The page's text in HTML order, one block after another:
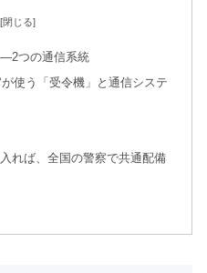
―2つの通信系統
使う「受令機」と通信システ
れば、全国の警察で共通配備